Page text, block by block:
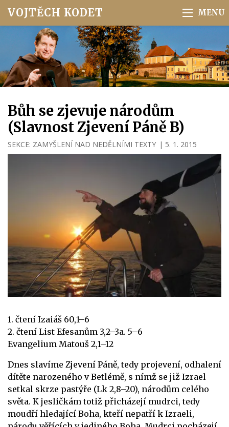
VOJTĚCH KODET
Bůh se zjevuje národům
(Slavnost Zjevení Páně B)
SEKCE: ZAMYŠLENÍ NAD NEDĚLNÍMI TEXTY | 5. 1. 2015
1. čtení Izaiáš 60,1–6
2. čtení List Efesanům 3,2–3a. 5–6
Evangelium Matouš 2,1–12
Dnes slavíme Zjevení Páně, tedy projevení, odhalení
dítěte narozeného v Betlémě, s nímž se již Izrael
setkal skrze pastýře (Lk 2,8–20), národům celého
světa. K jesličkám totiž přicházejí mudrci, tedy
moudří hledající Boha, kteří nepatří k Izraeli,